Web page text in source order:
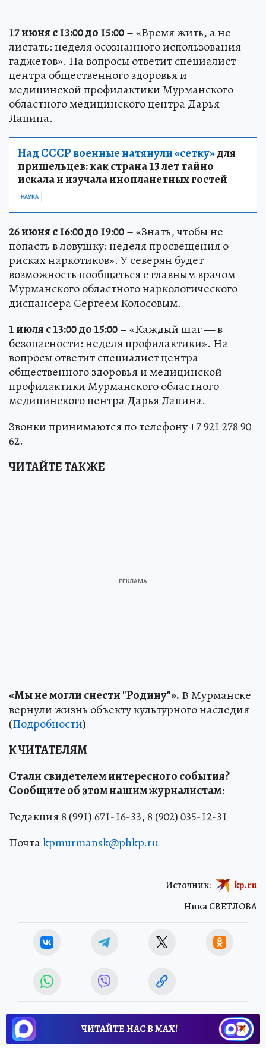
17 июня с 13:00 до 15:00– «Время жить, а не
листать: неделя осознанного использования
гаджетов». На вопросы ответит специалист
центра общественного здоровья и
медицинской профилактики Мурманского
областного медицинского центра Дарья
Лапина.
Над СССР военные натянули «сетку»для
пришельцев: как страна 13 лет тайно
искала и изучала инопланетных гостей
НАУКА
26 июня с 16:00 до 19:00– «Знать, чтобы не
попасть в ловушку: неделя просвещения о
рисках наркотиков». У северян будет
возможность пообщаться с главным врачом
Мурманского областного наркологического
диспансера Сергеем Колосовым.
1 июля с 13:00 до 15:00– «Каждый шаг — в
безопасности: неделя профилактики». На
вопросы ответит специалист центра
общественного здоровья и медицинской
профилактики Мурманского областного
медицинского центра Дарья Лапина.
Звонки принимаются по телефону +7 921 278 90
62.
ЧИТАЙТЕ ТАКЖЕ
«Мы не могли снести "Родину"». В Мурманске
вернули жизнь объекту культурного наследия
(Подробности)
К ЧИТАТЕЛЯМ
Стали свидетелем интересного события?
Сообщите об этом нашим журналистам:
Редакция 8 (991) 671-16-33, 8 (902) 035-12-31
Почтаkpmurmansk@phkp.ru
Ника СВЕТЛОВА
Источник: kp.ru
ЧИТАЙТЕ НАС В МАХ!